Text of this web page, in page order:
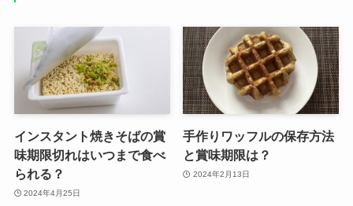
インスタント焼きそばの賞
味期限切れはいつまで食べ
られる？
2024年4月25日
手作りワッフルの保存方法
と賞味期限は？
2024年2月13日